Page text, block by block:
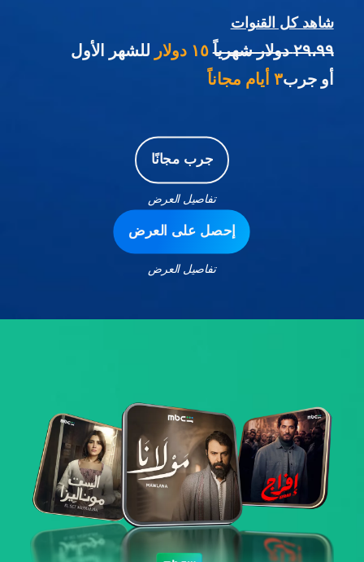
شاهد كل القنوات
٢٩،٩٩ دولار شهرياً ١٥ دولار
للشهر الأول
أو جرب٣ أيام مجاناً
جرب مجانًا
تفاصيل العرض
إحصل على العرض
تفاصيل العرض